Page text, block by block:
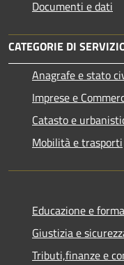
Documenti e dati
CATEGORIE DI
Anagrafe e stato
Imprese e
Catasto e
Mobilità e trasporti
Educazione e
Giustizia e
Tributi,finanze e